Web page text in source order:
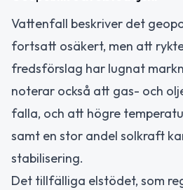
Vattenfall beskriver det
fortsatt osäkert, men att
fredsförslag har lugnat
noterar också att gas- och
falla, och att högre
samt en stor andel solkraft
stabilisering.
Det tillfälliga elstödet, som